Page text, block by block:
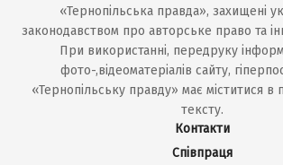
«Тернопільська правда», захищені
законодавством про авторське право та
При використанні, передруку
фото-,відеоматеріалів сайту,
«Тернопільську правду» має міститися в
тексту.
Контакти
Співпраця